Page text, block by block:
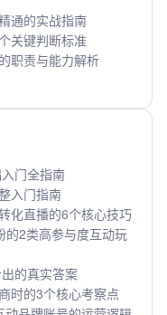
通的实战指南
关键判断标准
职责与能力解析
门全指南
入门指南
化直播的6个核心技巧
的2类高参与度互动玩
的真实答案
时的3个核心考察点